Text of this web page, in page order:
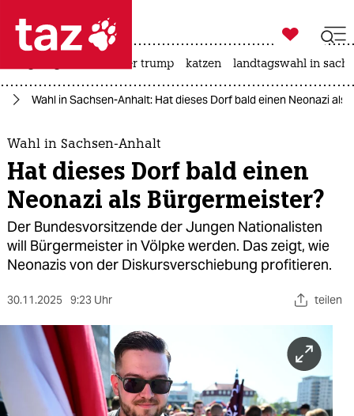
 taz zahl ich
taz zahl ich
themen
politik
öko
gesellschaft
sport
berlin
nord

taz zahl ich
usa unter trump katzen landtagswahl in
Wahl in Sachsen-Anhalt: Hat dieses Dorf bald einen Neonazi als
Wahl in Sachsen-Anhalt
Hat dieses Dorf bald einen
Neonazi als Bürgermeister?
Der Bundesvorsitzende der Jungen Nationalisten
will Bürgermeister in Völpke werden. Das zeigt, wie
Neonazis von der Diskursverschiebung profitieren.
30.11.2025 9:23 Uhr teilen